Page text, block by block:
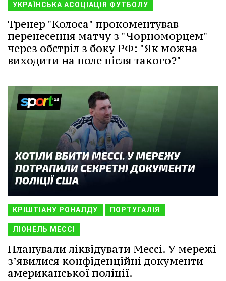
УКРАЇНСЬКА АСОЦІАЦІЯ ФУТБОЛУ
Тренер "Колоса" прокоментував
перенесення матчу з "Чорноморцем"
через обстріл з боку РФ: "Як можна
виходити на поле після такого?"
КРІШТІАНУ РОНАЛДУ ПОРТУГАЛІЯ
ЛІОНЕЛЬ МЕССІ
Планували ліквідувати Мессі. У мережі
з’явилися конфіденційні документи
американської поліції.